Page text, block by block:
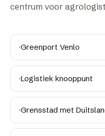
centrum voor
·Greenport Venlo
·Logistiek knooppunt
·Grensstad met